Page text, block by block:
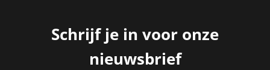
Schrijf je in voor onze
nieuwsbrief